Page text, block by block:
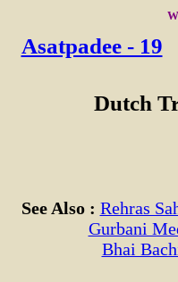
Asatpadee - 19
Dutch
See Also : Rehras
Gurbani
Bhai